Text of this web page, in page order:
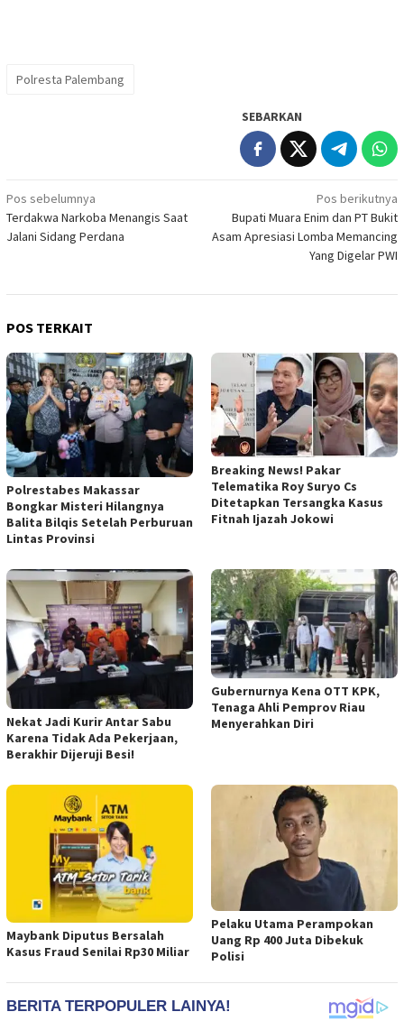
Polresta Palembang
SEBARKAN
Navigasi
pos
Pos sebelumnya
Terdakwa Narkoba Menangis Saat
Jalani Sidang Perdana
Pos berikutnya
Bupati Muara Enim dan PT Bukit
Asam Apresiasi Lomba Memancing
Yang Digelar PWI
POS TERKAIT
Polrestabes Makassar
Bongkar Misteri Hilangnya
Balita Bilqis Setelah Perburuan
Lintas Provinsi
Breaking News! Pakar
Telematika Roy Suryo Cs
Ditetapkan Tersangka Kasus
Fitnah Ijazah Jokowi
Nekat Jadi Kurir Antar Sabu
Karena Tidak Ada Pekerjaan,
Berakhir Dijeruji Besi!
Gubernurnya Kena OTT KPK,
Tenaga Ahli Pemprov Riau
Menyerahkan Diri
Maybank Diputus Bersalah
Kasus Fraud Senilai Rp30 Miliar
Pelaku Utama Perampokan
Uang Rp 400 Juta Dibekuk
Polisi